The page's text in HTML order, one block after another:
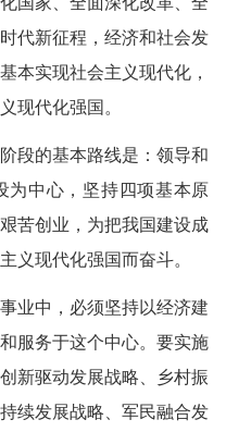
代新征程，经济和社会发
本实现社会主义现代化，
现代化强国。
段的基本路线是：领导和
为中心，坚持四项基本原
苦创业，为把我国建设成
义现代化强国而奋斗。
业中，必须坚持以经济建
服务于这个中心。要实施
新驱动发展战略、乡村振
续发展战略、军民融合发